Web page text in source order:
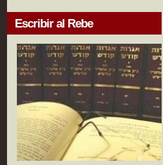
Escribir al Rebe